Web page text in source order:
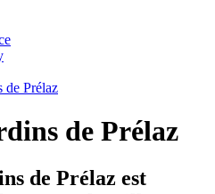
de Prélaz
de Prélaz
de Prélaz est